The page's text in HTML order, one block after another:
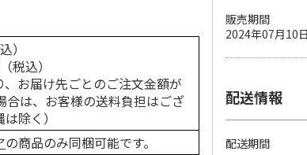
グ
ぐるぐるボーン型 S
470円
(送料別・税込)
こ用 まぐろ・かつ
(送料別・税込)
ペット線香 虹
なた フルーテ
ローラルの香
）
税込）
、お届け先ごとのご注文金額が
は、お客様の送料負担はござ
除く）
の商品のみ同梱可能です。
販売期間
2024年07月10
配送情報
配送期間